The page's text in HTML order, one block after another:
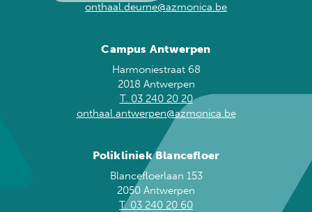
onthaal.deurne@azmonica.be
Campus Antwerpen
Harmoniestraat 68
2018 Antwerpen
T. 03 240 20 20
onthaal.antwerpen@azmonica.be
Polikliniek Blancefloer
Blancefloerlaan 153
2050 Antwerpen
T. 03 240 20 60